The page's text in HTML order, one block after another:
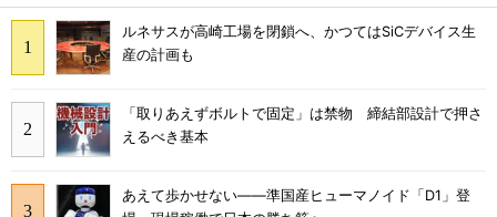
ルネサスが高崎工場を閉鎖へ、かつてはSiCデバイス生
産の計画も
「取りあえずボルトで固定」は禁物 締結部設計で押さ
えるべき基本
あえて歩かせない――準国産ヒューマノイド「D1」登